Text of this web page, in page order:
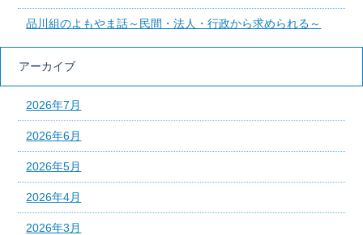
品川組のよもやま話～民間・法人・行政から求められる～
アーカイブ
2026年7月
2026年6月
2026年5月
2026年4月
2026年3月